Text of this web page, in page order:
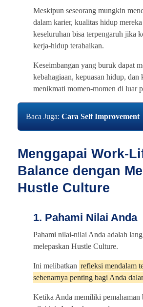
Meskipun seseorang mungkin
dalam karier, kualitas hidup mereka
keseluruhan bisa terpengaruh jika
kerja-hidup terabaikan.
Keseimbangan yang buruk dapat
kebahagiaan, kepuasan hidup, dan
menikmati momen-momen di luar
Baca Juga: Cara Self Improvement
Menggapai Work-
Balance dengan
Hustle Culture
1. Pahami Nilai Anda
Pahami nilai-nilai Anda adalah
melepaskan Hustle Culture.
Ini melibatkan refleksi mendalam
sebenarnya penting bagi Anda
Ketika Anda memiliki pemahaman